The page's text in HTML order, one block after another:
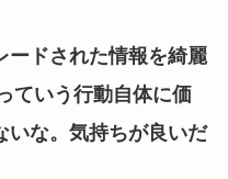
ードされた情報を綺麗
ていう行動自体に価
いな。気持ちが良いだ